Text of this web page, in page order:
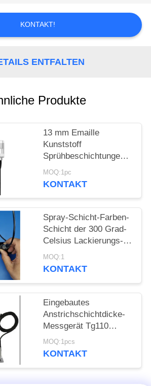
KONTAKT!
ENTFALTEN
Produkte
13 mm Emaille
Kunststoff
Sprühbeschichtungen
Korrosionsschutz
Feuerdichte
MOQ:1pc
KONTAKT
Spray-Schicht-Farben-
Schicht der 300 Grad-
Celsius Lackierungs-
Stärke-Messgerät-
hohen Temperatur
MOQ:1
KONTAKT
Eingebautes
Anstrichschichtdicke-
Messgerät Tg110
Drucker-Dry Film
Paints Elcometer
MOQ:1pcs
KONTAKT